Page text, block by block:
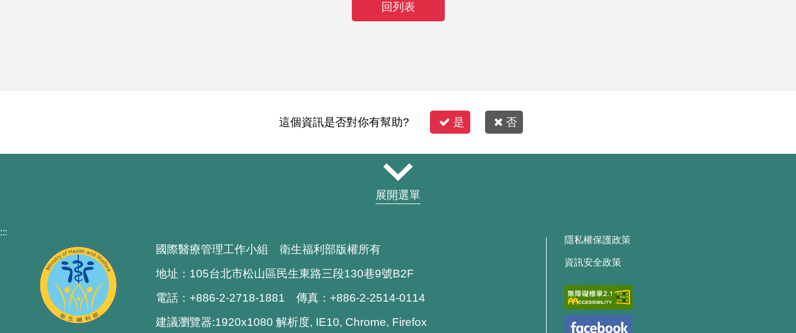
回列表
這個資訊是否對你有幫助? 是 否
展開選單
:::
國際醫療管理工作小組 衛生福利部版權所有
地址：105台北市松山區民生東路三段130巷9號B2F
電話：+886-2-2718-1881 傳真：+886-2-2514-0114
建議瀏覽器:1920x1080 解析度, IE10, Chrome, Firefox
隱私權保護政策
資訊安全政策